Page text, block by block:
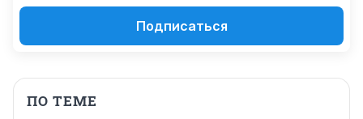
Подписаться
ПО ТЕМЕ